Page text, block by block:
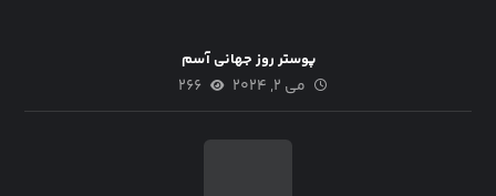
پوستر روز جهانی آسم
می ۲, ۲۰۲۴ ۲۶۶